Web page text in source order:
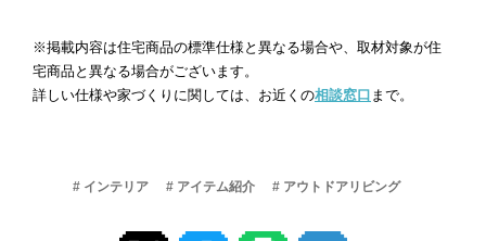
※掲載内容は住宅商品の標準仕様と異なる場合や、取材対象が住
宅商品と異なる場合がございます。
詳しい仕様や家づくりに関しては、お近くの相談窓口 まで。
# インテリア # アイテム紹介 # アウトドアリビング